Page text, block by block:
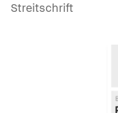
Streitschrift